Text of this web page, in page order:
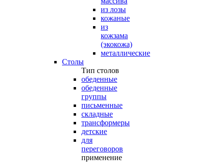
из лозы
кожаные
из
кожзама
(экокожа)
металлические
Столы
Тип столов
обеденные
обеденные
группы
письменные
складные
трансформеры
детские
для
переговоров
применение